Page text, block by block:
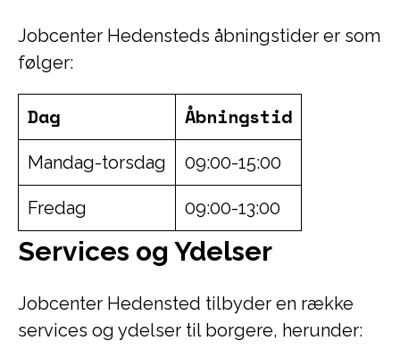
Jobcenter Hedensteds åbningstider er som
følger:
Dag Åbningstid
Mandag-torsdag 09:00-15:00
Fredag 09:00-13:00
Services og Ydelser
Jobcenter Hedensted tilbyder en række
services og ydelser til borgere, herunder: